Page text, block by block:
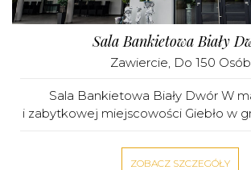
Sala Bankietowa Biały
Zawiercie, Do 150 Osób
Sala Bankietowa Biały Dwór W
i zabytkowej miejscowości Giebło w
ZOBACZ SZCZEGÓŁY